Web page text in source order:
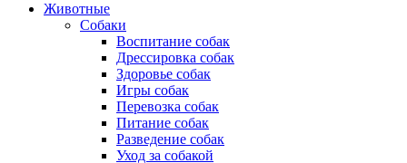
Животные
Собаки
Воспитание собак
Дрессировка собак
Здоровье собак
Игры собак
Перевозка собак
Питание собак
Разведение собак
Уход за собакой